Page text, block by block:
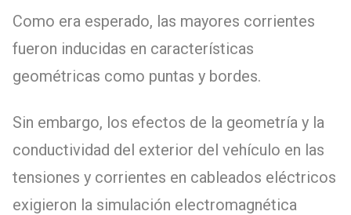
Como era esperado, las mayores corrientes
fueron inducidas en características
geométricas como puntas y bordes.
Sin embargo, los efectos de la geometría y la
conductividad del exterior del vehículo en las
tensiones y corrientes en cableados eléctricos
exigieron la simulación electromagnética